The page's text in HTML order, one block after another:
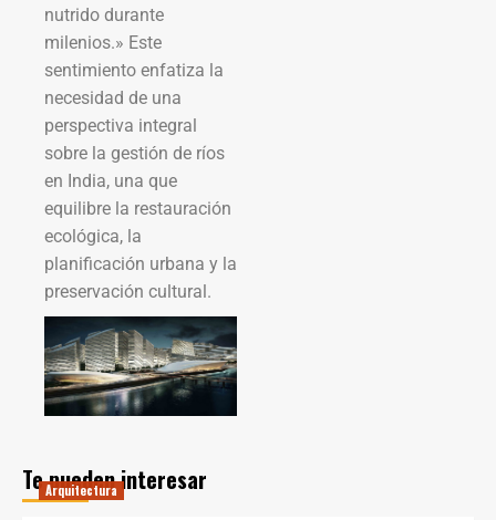
nutrido durante
milenios.» Este
sentimiento enfatiza la
necesidad de una
perspectiva integral
sobre la gestión de ríos
en India, una que
equilibre la restauración
ecológica, la
planificación urbana y la
preservación cultural.
Te pueden interesar
Arquitectura